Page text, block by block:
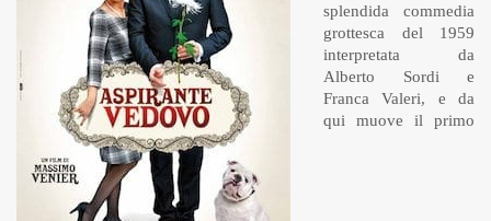
splendida commedia
grottesca del 1959
interpretata da
Alberto Sordi e
Franca Valeri, e da
qui muove il primo